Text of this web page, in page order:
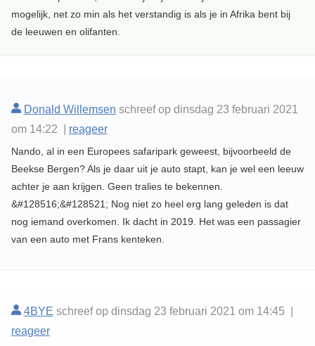
mogelijk, net zo min als het verstandig is als je in Afrika bent bij
de leeuwen en olifanten.
Donald Willemsen schreef op dinsdag 23 februari 2021
om 14:22 | reageer
Nando, al in een Europees safaripark geweest, bijvoorbeeld de
Beekse Bergen? Als je daar uit je auto stapt, kan je wel een leeuw
achter je aan krijgen. Geen tralies te bekennen.
&#128516;&#128521; Nog niet zo heel erg lang geleden is dat
nog iemand overkomen. Ik dacht in 2019. Het was een passagier
van een auto met Frans kenteken.
4BYE schreef op dinsdag 23 februari 2021 om 14:45 |
reageer